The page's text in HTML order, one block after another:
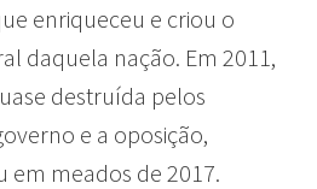
enriqueceu e criou o
daquela nação. Em 2011,
destruída pelos
e a oposição,
em meados de 2017.